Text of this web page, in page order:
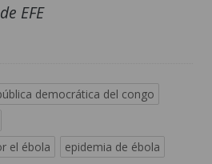
EFE
democrática del congo
el ébola
epidemia de ébola